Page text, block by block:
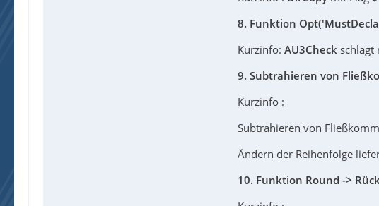
8. Funktion
Kurzinfo: AU3Check schlägt
9. Subtrahieren von
Kurzinfo :
Subtrahieren von
Ändern der Reihenfolge
10. Funktion Round ->